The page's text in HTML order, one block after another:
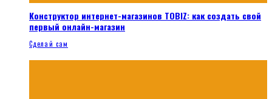
Конструктор интернет-магазинов TOBIZ: как создать свой
первый онлайн-магазин
Сделай сам